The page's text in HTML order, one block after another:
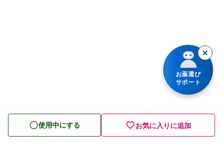
皮膚薬 使用中にする お気に入りに追加
お薬選び
サポート